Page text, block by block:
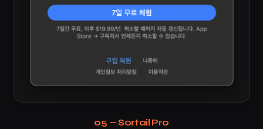
05 — Sortail Pro